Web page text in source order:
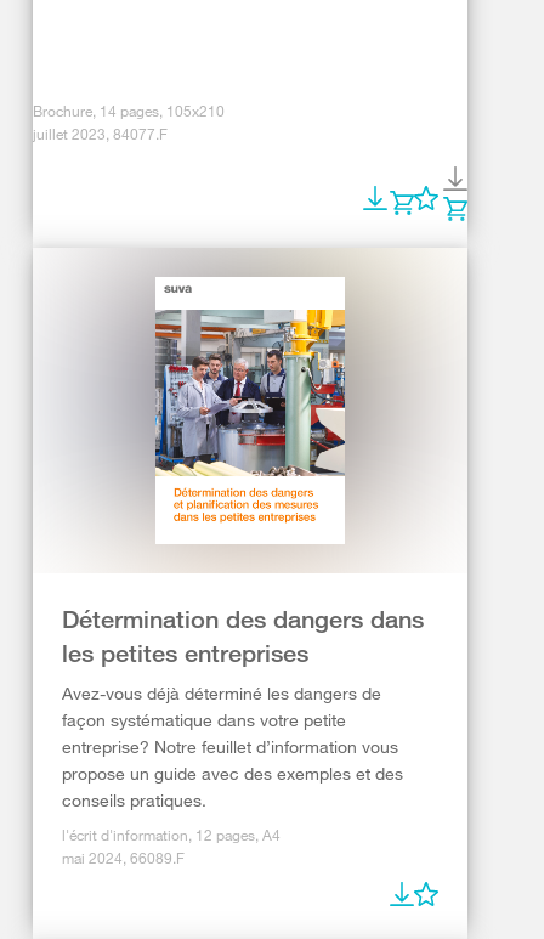
Brochure, 14 pages, 105x210
juillet 2023, 84077.F
Détermination des dangers dans
les petites entreprises
Avez-vous déjà déterminé les dangers de
façon systématique dans votre petite
entreprise? Notre feuillet d’information vous
propose un guide avec des exemples et des
conseils pratiques.
l'écrit d'information, 12 pages, A4
mai 2024, 66089.F